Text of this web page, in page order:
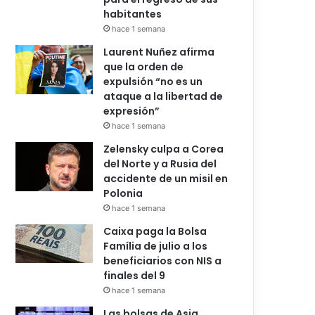
habitantes
hace 1 semana
Laurent Nuñez afirma
que la orden de
expulsión “no es un
ataque a la libertad de
expresión”
hace 1 semana
Zelensky culpa a Corea
del Norte y a Rusia del
accidente de un misil en
Polonia
hace 1 semana
Caixa paga la Bolsa
Família de julio a los
beneficiarios con NIS a
finales del 9
hace 1 semana